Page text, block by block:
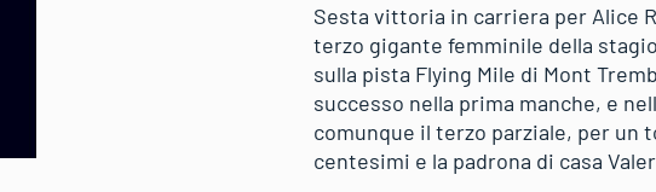
Sesta vittoria in carriera per Alice
terzo gigante femminile della
sulla pista Flying Mile di Mont
successo nella prima manche, e
comunque il terzo parziale, per un
centesimi e la padrona di casa